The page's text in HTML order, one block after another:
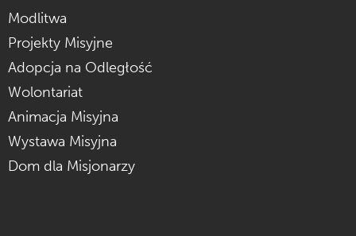
Modlitwa
Projekty Misyjne
Adopcja na Odległość
Wolontariat
Animacja Misyjna
Wystawa Misyjna
Dom dla Misjonarzy